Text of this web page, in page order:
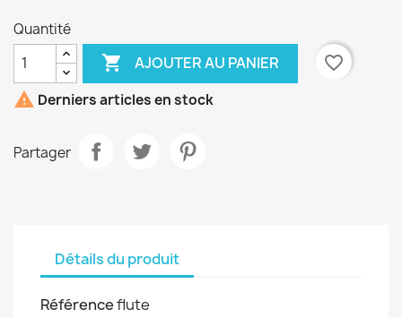
Quantité
 AJOUTER AU PANIER
favorite_border
 Derniers articles en stock
Partager
Détails du produit
Référenceflute